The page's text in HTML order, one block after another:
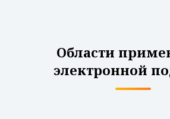
Области
электронной